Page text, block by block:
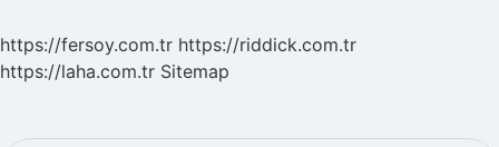
https://fersoy.com.tr https://riddick.com.tr
https://laha.com.tr Sitemap